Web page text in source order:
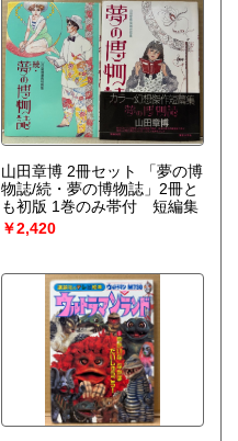
山田章博 2冊セット 「夢の博
物誌/続・夢の博物誌」2冊と
も初版 1巻のみ帯付 短編集
￥2,420